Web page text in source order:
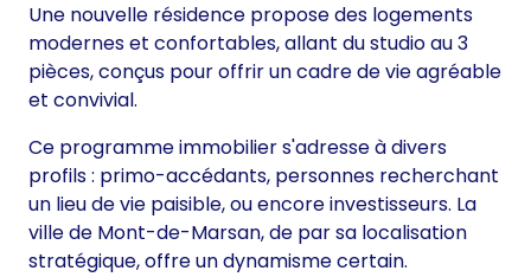
Une nouvelle résidence propose des logements
modernes et confortables, allant du studio au 3
pièces, conçus pour offrir un cadre de vie agréable
et convivial.
Ce programme immobilier s'adresse à divers
profils : primo-accédants, personnes recherchant
un lieu de vie paisible, ou encore investisseurs. La
ville de Mont-de-Marsan, de par sa localisation
stratégique, offre un dynamisme certain.